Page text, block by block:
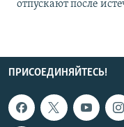
отпускают после
ПРИСОЕДИНЯЙТЕСЬ!